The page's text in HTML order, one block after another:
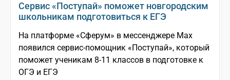
Сервис «Поступай» поможет новгородским
школьникам подготовиться к ЕГЭ
На платформе «Сферум» в мессенджере Mах
появился сервис-помощник «Поступай», который
поможет ученикам 8-11 классов в подготовке к
ОГЭ и ЕГЭ